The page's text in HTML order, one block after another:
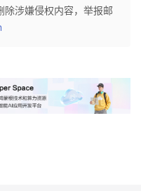
除涉嫌侵权内容，举报邮